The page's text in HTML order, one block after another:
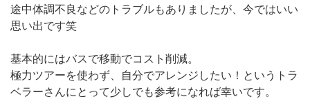
途中体調不良などのトラブルもありましたが、今ではいい
思い出です笑
基本的にはバスで移動でコスト削減。
極力ツアーを使わず、自分でアレンジしたい！というトラ
ベラーさんにとって少しでも参考になれば幸いです。